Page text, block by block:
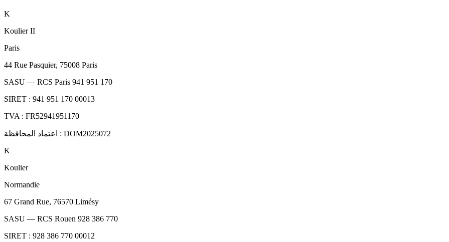
K
Koulier II
Paris
44 Rue Pasquier, 75008 Paris
SASU — RCS Paris 941 951 170
SIRET : 941 951 170 00013
TVA : FR52941951170
اعتماد المحافظة : DOM2025072
K
Koulier
Normandie
67 Grand Rue, 76570 Limésy
SASU — RCS Rouen 928 386 770
SIRET : 928 386 770 00012